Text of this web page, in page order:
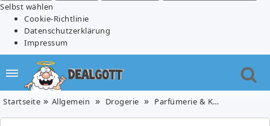
Selbst wählen
Cookie-Richtlinie
Datenschutzerklärung
Impressum
Startseite Allgemein Drogerie Parfümerie & Kosmetik